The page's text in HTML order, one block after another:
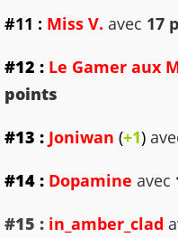
#11 : Miss V. avec 17
#12 : Le Gamer aux
points
#13 : Joniwan (+1)
#14 : Dopamine avec
#15 : in_amber_clad